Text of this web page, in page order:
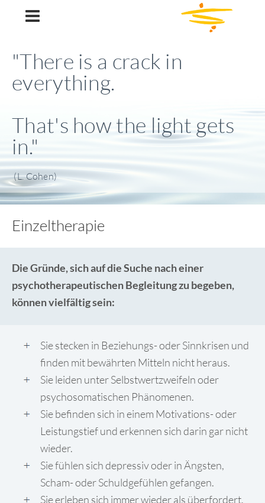
Ulrike Wolski
"There is a crack in
everything.
That's how the light gets
in."
(L. Cohen)
Einzeltherapie
Die Gründe, sich auf die Suche nach einer
psychotherapeutischen Begleitung zu begeben,
können vielfältig sein:
Sie stecken in Beziehungs- oder Sinnkrisen und
finden mit bewährten Mitteln nicht heraus.
Sie leiden unter Selbstwertzweifeln oder
psychosomatischen Phänomenen.
Sie befinden sich in einem Motivations- oder
Leistungstief und erkennen sich darin gar nicht
wieder.
Sie fühlen sich depressiv oder in Ängsten,
Scham- oder Schuldgefühlen gefangen.
Sie erleben sich immer wieder als überfordert,